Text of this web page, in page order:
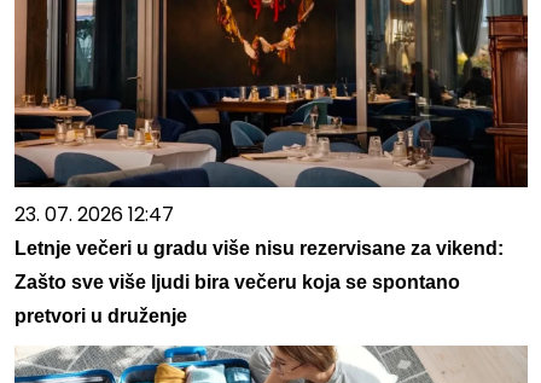
23. 07. 2026 12:47
Letnje večeri u gradu više nisu rezervisane za vikend:
Zašto sve više ljudi bira večeru koja se spontano
pretvori u druženje